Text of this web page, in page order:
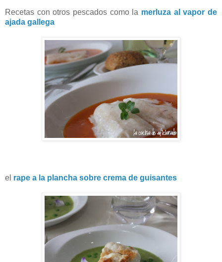
Recetas con otros pescados como la merluza al vapor de
ajada gallega
el rape a la plancha sobre crema de guisantes